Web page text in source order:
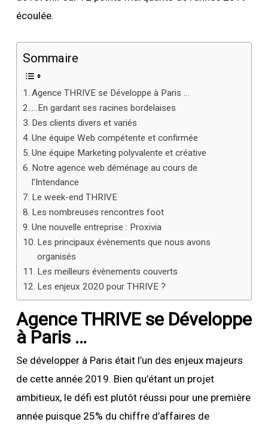
écoulée.
Sommaire
Agence THRIVE se Développe à Paris …
…En gardant ses racines bordelaises
Des clients divers et variés
Une équipe Web compétente et confirmée
Une équipe Marketing polyvalente et créative
Notre agence web déménage au cours de
l’Intendance
Le week-end THRIVE
Les nombreuses rencontres foot
Une nouvelle entreprise : Proxivia
Les principaux évènements que nous avons
organisés
Les meilleurs évènements couverts
Les enjeux 2020 pour THRIVE ?
Agence THRIVE se Développe
à Paris …
Se développer à Paris était l’un des enjeux majeurs
de cette année 2019. Bien qu’étant un projet
ambitieux, le défi est plutôt réussi pour une première
année puisque 25% du chiffre d’affaires de